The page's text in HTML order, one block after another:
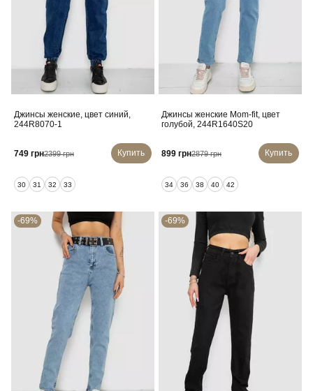
Джинсы женские, цвет синий,
244R8070-1
749 грн2399 грн Купить
30 31 32 33
Джинсы женские Mom-fit, цвет
голубой, 244R1640S20
899 грн2879 грн Купить
34 36 38 40 42
-69% -69%